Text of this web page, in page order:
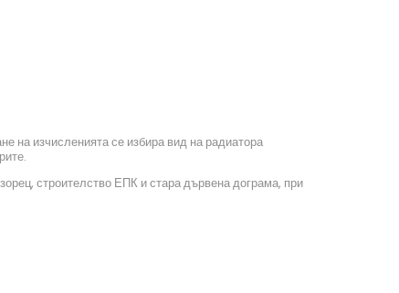
на изчисленията се избира вид на радиатора
строителство ЕПК и стара дървена дограма, при